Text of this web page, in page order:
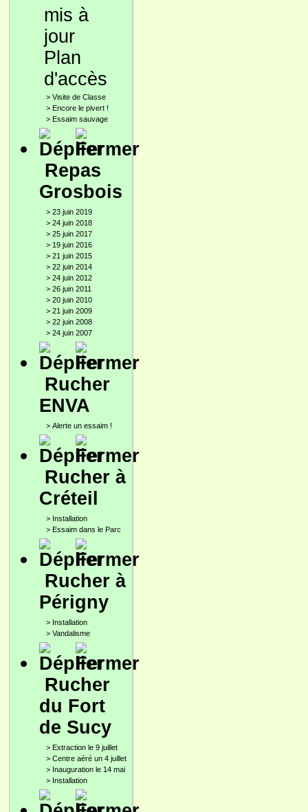
Plan
d'accès
> Visite de Classe
> Encore le pivert !
> Essaim sauvage
Repas
Grosbois
> 23 juin 2019
> 24 juin 2018
> 25 juin 2017
> 19 juin 2016
> 21 juin 2015
> 22 juin 2014
> 24 juin 2012
> 26 juin 2011
> 20 juin 2010
> 21 juin 2009
> 22 juin 2008
> 24 juin 2007
Rucher
ENVA
> Alerte un essaim !
Rucher à
Créteil
> Installation
> Essaim dans le Parc
Rucher à
Périgny
> Installation
> Vandalisme
Rucher
du Fort
de Sucy
> Extraction le 9 juillet
> Centre aéré un 4 juillet
> Inauguration le 14 mai
> Installation